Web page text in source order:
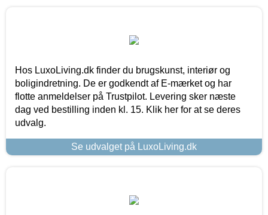
Hos LuxoLiving.dk finder du brugskunst, interiør og
boligindretning. De er godkendt af E-mærket og har
flotte anmeldelser på Trustpilot. Levering sker næste
dag ved bestilling inden kl. 15. Klik her for at se deres
udvalg.
Se udvalget på LuxoLiving.dk